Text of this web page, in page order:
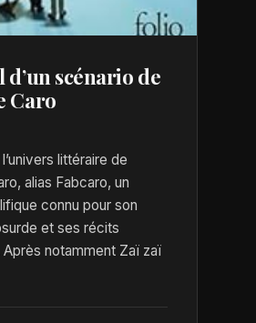
d’un scénario de
Caro
littéraire de
alias Fabcaro, un
connu pour son
et ses récits
Après notamment Zaï zaï